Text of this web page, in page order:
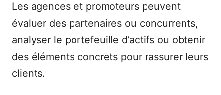
Les agences et promoteurs peuvent
évaluer des partenaires ou concurrents,
analyser le portefeuille d’actifs ou obtenir
des éléments concrets pour rassurer leurs
clients.